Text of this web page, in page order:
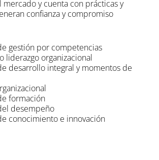
y cuenta con prácticas y
confianza y compromiso
gestión por competencias
liderazgo organizacional
desarrollo integral y momentos de
formación
desempeño
conocimiento e innovación